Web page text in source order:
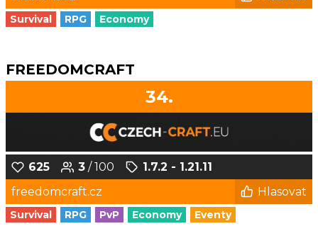
Survival RPG Economy
FREEDOMCRAFT
34.
625 3 / 100
1.7.2 - 1.21.11
freedomcraft.cz
Hlasovat
Survival RPG PvP Economy Eventy